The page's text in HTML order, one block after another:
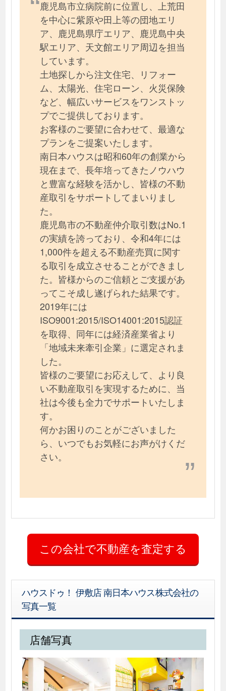
鹿児島市立病院前に位置し、上荒田
を中心に紫原や田上等の団地エリ
ア、鹿児島県庁エリア、鹿児島中央
駅エリア、天文館エリア周辺を担当
しています。
土地探しから注文住宅、リフォー
ム、太陽光、住宅ローン、火災保険
など、幅広いサービスをワンストッ
プでご提供しております。
お客様のご要望に合わせて、最適な
プランをご提案いたします。
南日本ハウスは昭和60年の創業から
現在まで、長年培ってきたノウハウ
と豊富な経験を活かし、皆様の不動
産取引をサポートしてまいりまし
た。
鹿児島市の不動産仲介取引数はNo.1
の実績を誇っており、令和4年には
1,000件を超える不動産売買に関す
る取引を成立させることができまし
た。皆様からのご信頼とご支援があ
ってこそ成し遂げられた結果です。
2019年には
ISO9001:2015/ISO14001:2015認証
を取得、同年には経済産業省より
「地域未来牽引企業」に選定されま
した。
皆様のご要望にお応えして、より良
い不動産取引を実現するために、当
社は今後も全力でサポートいたしま
す。
何かお困りのことがございました
ら、いつでもお気軽にお声がけくだ
さい。
ハウスドゥ！ 伊敷店 南日本ハウス株式会社の
写真一覧
店舗写真